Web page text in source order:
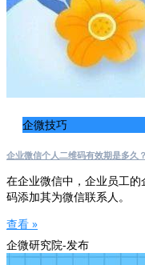
企微技巧
企业微信个人二维码有效期是多久
在企业微信中，企业员工
码添加其为微信联系人。
查看 »
企微研究院-发布